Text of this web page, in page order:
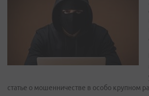
статье о мошенничестве в особо крупном